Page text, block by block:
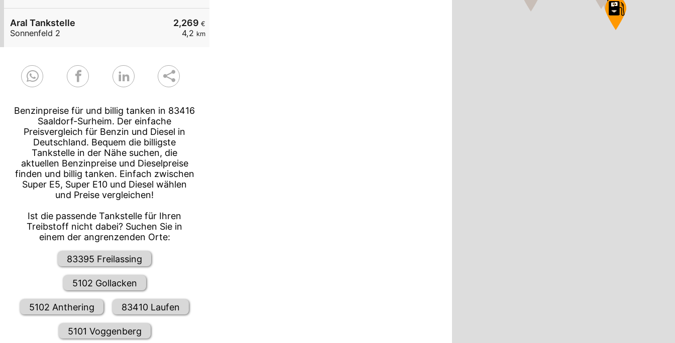
2,269 €
4,2 km
Aral Tankstelle
Sonnenfeld 2
Benzinpreise für und billig tanken in 83416
Saaldorf-Surheim. Der einfache
Preisvergleich für Benzin und Diesel in
Deutschland. Bequem die billigste
Tankstelle in der Nähe suchen, die
aktuellen Benzinpreise und Dieselpreise
finden und billig tanken. Einfach zwischen
Super E5, Super E10 und Diesel wählen
und Preise vergleichen!
Ist die passende Tankstelle für Ihren
Treibstoff nicht dabei? Suchen Sie in
einem der angrenzenden Orte:
83395 Freilassing
5102 Gollacken
5102 Anthering 83410 Laufen
5101 Voggenberg